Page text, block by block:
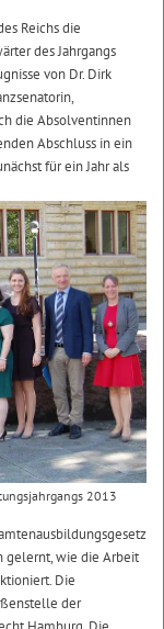
Reichs die
des Jahrgangs
von Dr. Dirk
die Absolventinnen
Abschluss in ein
für ein Jahr als
2013
gelernt, wie die Arbeit
Die
der